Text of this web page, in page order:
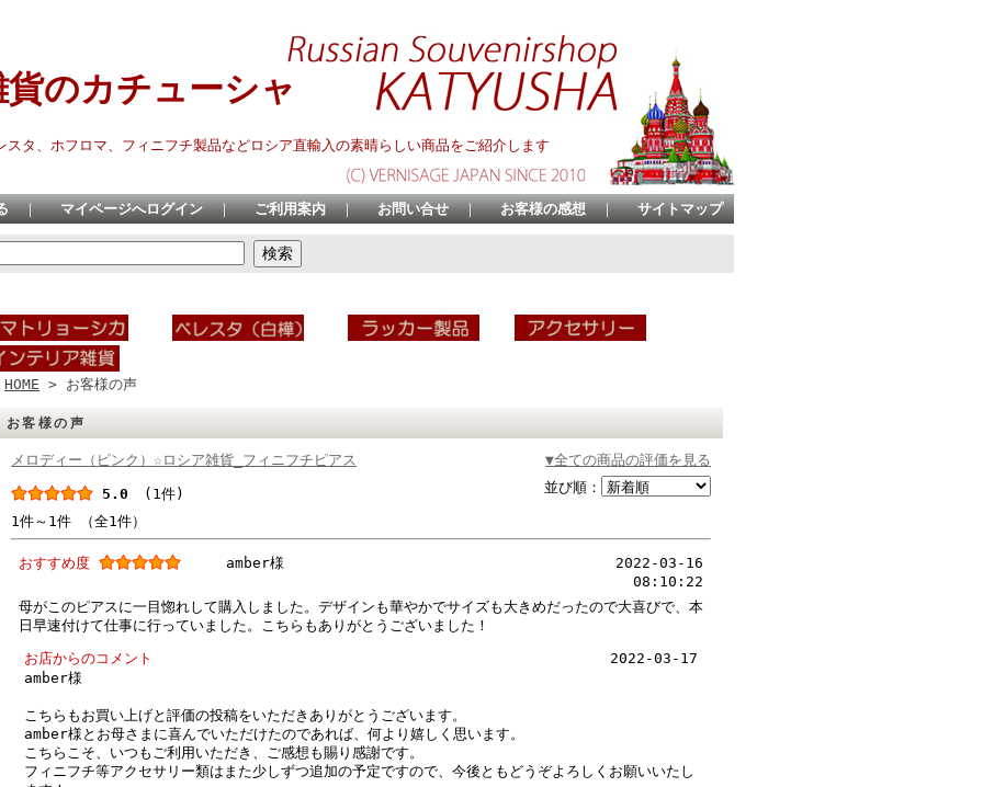
貨のカチューシャ
スタ、ホフロマ、フィニフチ製品などロシア直輸入の素晴らしい商品をご紹介します
｜ マイページへログイン ｜ ご利用案内 ｜ お問い合せ ｜ お客様の感想 ｜ サイトマップ
HOME > お客様の声
お客様の声
メロディー（ピンク）☆ロシア雑貨_フィニフチピアス ▼全ての商品の評価を見る
5.0 (1件) 並び順：
1件～1件 （全1件）
おすすめ度 amber様
2022-03-16
08:10:22
母がこのピアスに一目惚れして購入しました。デザインも華やかでサイズも大きめだったので大喜びで、本
日早速付けて仕事に行っていました。こちらもありがとうございました！
お店からのコメント
2022-03-17
amber様
こちらもお買い上げと評価の投稿をいただきありがとうございます。
amber様とお母さまに喜んでいただけたのであれば、何より嬉しく思います。
こちらこそ、いつもご利用いただき、ご感想も賜り感謝です。
フィニフチ等アクセサリー類はまた少しずつ追加の予定ですので、今後ともどうぞよろしくお願いいたし